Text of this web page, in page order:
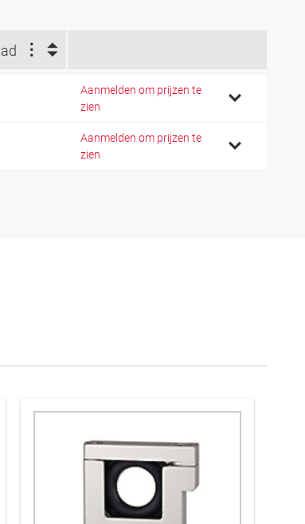
Aanmelden om prijzen te
zien
Aanmelden om prijzen te
zien